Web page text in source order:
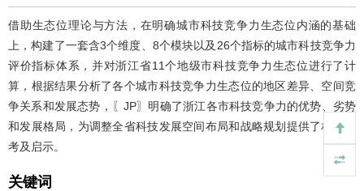
借助生态位理论与方法，在明确城市科技竞争力生态位内涵的基础
上，构建了一套含3个维度、8个模块以及26个指标的城市科技竞争力
评价指标体系，并对浙江省11个地级市科技竞争力生态位进行了计
算，根据结果分析了各个城市科技竞争力生态位的地区差异、空间竞
争关系和发展态势，〖JP〗明确了浙江各市科技竞争力的优势、劣势
和发展格局，为调整全省科技发展空间布局和战略规划提供了相关参
考及启示。
关键词